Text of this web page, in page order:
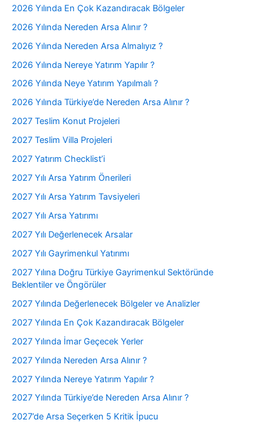
2026 Yılında En Çok Kazandıracak Bölgeler
2026 Yılında Nereden Arsa Alınır ?
2026 Yılında Nereden Arsa Almalıyız ?
2026 Yılında Nereye Yatırım Yapılır ?
2026 Yılında Neye Yatırım Yapılmalı ?
2026 Yılında Türkiye’de Nereden Arsa Alınır ?
2027 Teslim Konut Projeleri
2027 Teslim Villa Projeleri
2027 Yatırım Checklist’i
2027 Yılı Arsa Yatırım Önerileri
2027 Yılı Arsa Yatırım Tavsiyeleri
2027 Yılı Arsa Yatırımı
2027 Yılı Değerlenecek Arsalar
2027 Yılı Gayrimenkul Yatırımı
2027 Yılına Doğru Türkiye Gayrimenkul Sektöründe
Beklentiler ve Öngörüler
2027 Yılında Değerlenecek Bölgeler ve Analizler
2027 Yılında En Çok Kazandıracak Bölgeler
2027 Yılında İmar Geçecek Yerler
2027 Yılında Nereden Arsa Alınır ?
2027 Yılında Nereye Yatırım Yapılır ?
2027 Yılında Türkiye’de Nereden Arsa Alınır ?
2027’de Arsa Seçerken 5 Kritik İpucu